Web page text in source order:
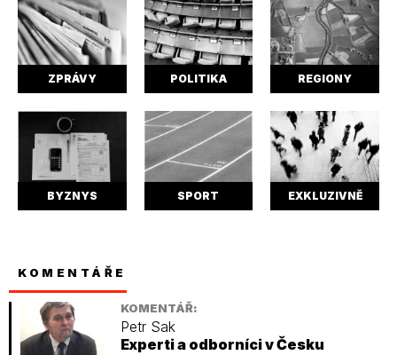
ZPRÁVY POLITIKA REGIONY
BYZNYS SPORT EXKLUZIVNĚ
KOMENTÁŘE
KOMENTÁŘ:
Petr Sak
Experti a odborníci v Česku